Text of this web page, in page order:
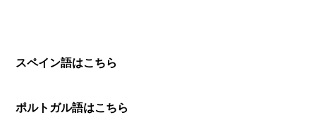
スペイン語はこちら
ポルトガル語はこちら